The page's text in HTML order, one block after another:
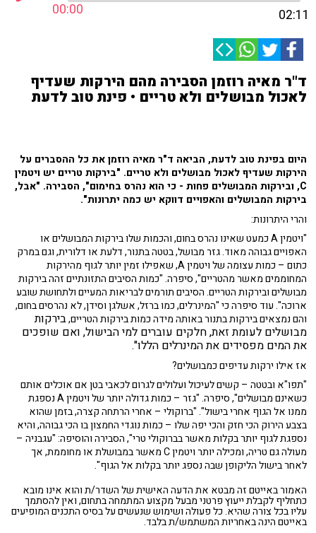
00:00 02:11
ד"ר מאיה רוזמן הסבירה מהם הירקות שעדיף
לאכול מבושלים ולא טריים • פינת טוב לדעת
היום בפינת טוב לדעת, הביאה ד"ר מאיה רוזמן את כל ההסברים על
הירקות שעדיף לאכול מבושלים ולא טריים. "בירקות טריים יש ויטמין
C, ובירקות המבושלים פחות - כי הוא נהרס בחימום", הסבירה. "אבל,
בירקות המבושלים והאפויים דווקא יש כמה יתרונות".
והרי היתרונות:
"ויטמין A כמעט שאינו נהרס בחום, והכמות שלו בירקות המבושלים או
האפויים גבוהה מאוד. גזר מבושל, בטטה בתנור, דלעת או דלורית, וגם במרק
כתום – כמות עצומה של ויטמין A, שאפילו זמין יותר לגוף מהירקות
המחוממים מאשר מהטריים", סיפרה. "כמות הסיבים התזונתיים זהה בירקות
מבושלים ובירקות הטריים. הסיבים תורמים לבריאות המעיים ולתחושת שובע
ארוכה". עוד סיפרה כי "המינרלים, כמו ברזל, אשלגן וסידן, לא נהרסים בחום,
והם נמצאים בירקות בתנור באותה מידה כמות בירקות הטריים,בירקות
מבושלים לעומת זאת, חלקים עוברים למי הבישול, ואם שופכים
את המים מפסידים את המינרלים הללו".
אז אילו ירקות עדיפים כמבושלים?
"תפו"א ובטטה – קשים לעיכול ועלולים לגרום לכאבי בטן אם אוכלים אותם
כשאינם מבושלים", סיפרה. "גזר – כמות גדולה יותר של ויטמין A נספגת
ממנו אל הגוף אחרי בישול". "ברוקולי – אחרי הרתחה קצרה, בזמן שהוא
בצבע הירוק הכי חזק והכי יפה שלו – כמות נוגדי החמצון בו הכי גבוהה, והיא
נספגת לגוף יותר בקלות מאשר בברוקולי טרי", הסבירה והוסיפה: "עגבניה –
מעולה גם טריה, ומכילה יותר ויטמין C מאשר במבושלת או מחוממת, אך
לאחר בישול הליקופן שבה נספג יותר בקלות אל הגוף".
האמור באייטם זה מבטא את הדעה האישית של השדר/ת והוא אינו מובא
כתחליף לקבלת ייעוץ פרטני מבעל מקצוע המתמחה בתחום, ואין להסתמך
עליו בכל צורה שהיא. כל פעולה ושימוש שנעשים על בסיס התכנים המופיעים
באייטם הינה באחריות המשתמש/ת בלבד.